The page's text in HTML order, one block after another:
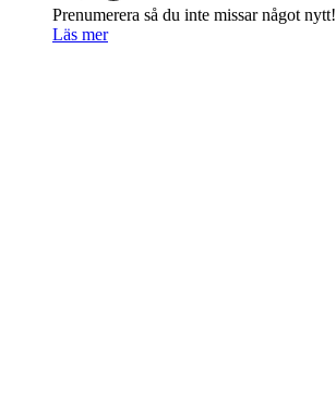
Prenumerera så du inte missar något nytt!
Läs mer